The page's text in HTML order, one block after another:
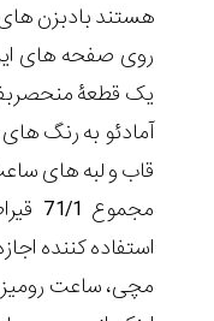
هستند بادبزن
روی صفحه های
آمادئو به رنگ های
استفاده کننده
مچی، ساعت